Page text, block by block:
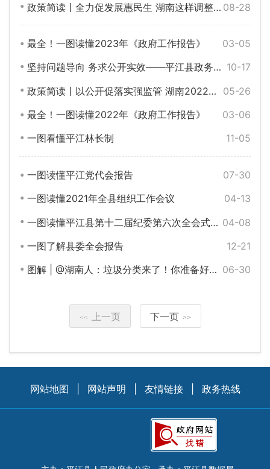
08-28
政策简读丨全力促发展惠民生 湖南这样调整稳就业政策
03-05
最全！一图读懂2023年《政府工作报告》
10-17
坚持问题导向 务求公开实效——平江县政务公开工作情况介绍
05-26
政策简读丨以公开促落实强监管 湖南2022年政务公开工作这样干
03-06
最全！一图读懂2022年《政府工作报告》
11-05
一图看懂平江林长制
07-30
一图读懂平江党代会报告
04-13
一图读懂2021年全县组织工作会议
04-08
一图读懂平江县第十二届纪委第六次全会式工作报告
12-21
一图了解县委全会报告
06-30
图解 | @湖南人：垃圾分类来了！你准备好了吗？
<< 上一页 下一页 >>
网站地图 网站声明 友情链接 政务热线